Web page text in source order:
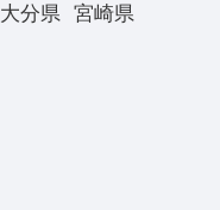
大分県
宮崎県